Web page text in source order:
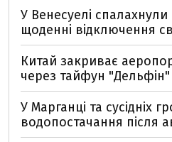
У Венесуелі
щоденні відключення
Китай закриває
через тайфун "Дельфін"
У Марганці та сусідніх
водопостачання після